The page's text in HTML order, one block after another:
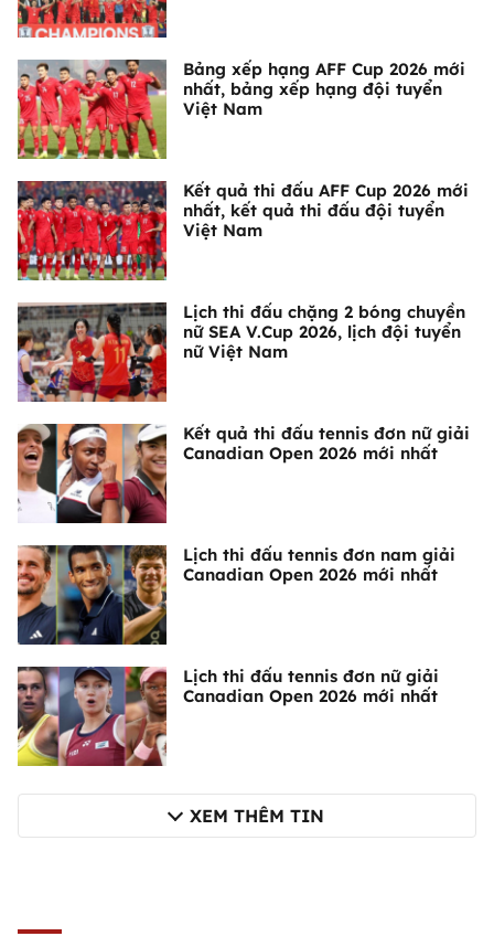
Bảng xếp hạng AFF Cup 2026 mới
nhất, bảng xếp hạng đội tuyển
Việt Nam
Kết quả thi đấu AFF Cup 2026 mới
nhất, kết quả thi đấu đội tuyển
Việt Nam
Lịch thi đấu chặng 2 bóng chuyền
nữ SEA V.Cup 2026, lịch đội tuyển
nữ Việt Nam
Kết quả thi đấu tennis đơn nữ giải
Canadian Open 2026 mới nhất
Lịch thi đấu tennis đơn nam giải
Canadian Open 2026 mới nhất
Lịch thi đấu tennis đơn nữ giải
Canadian Open 2026 mới nhất
XEM THÊM TIN